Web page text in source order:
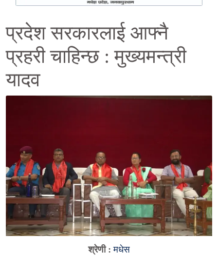
प्रदेश सरकारलाई आफ्नै
प्रहरी चाहिन्छ : मुख्यमन्त्री
यादव
श्रेणी :मधेस